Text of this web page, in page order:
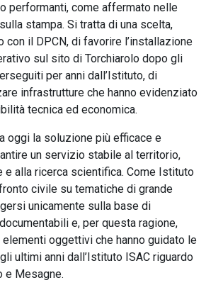
performanti, come affermato nelle
stampa. Si tratta di una scelta,
il DPCN, di favorire l’installazione
sul sito di Torchiarolo dopo gli
per anni dall’Istituto, di
infrastrutture che hanno evidenziato
tecnica ed economica.
oggi la soluzione più efficace e
un servizio stabile al territorio,
e alla ricerca scientifica. Come Istituto
civile su tematiche di grande
unicamente sulla base di
e, per questa ragione,
oggettivi che hanno guidato le
ultimi anni dall’Istituto ISAC riguardo
e Mesagne.